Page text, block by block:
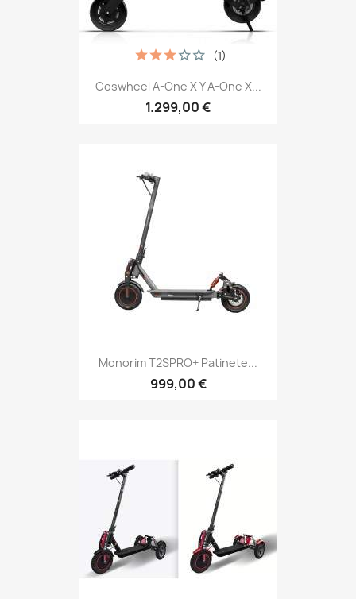
Coswheel A-One X Y A-One X...
1.299,00 €
(1)
Monorim T2SPRO+ Patinete...
999,00 €